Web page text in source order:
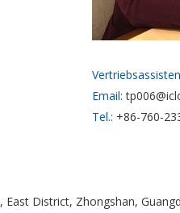
Email:
Tel.: +86-760-
District, Zhongshan,